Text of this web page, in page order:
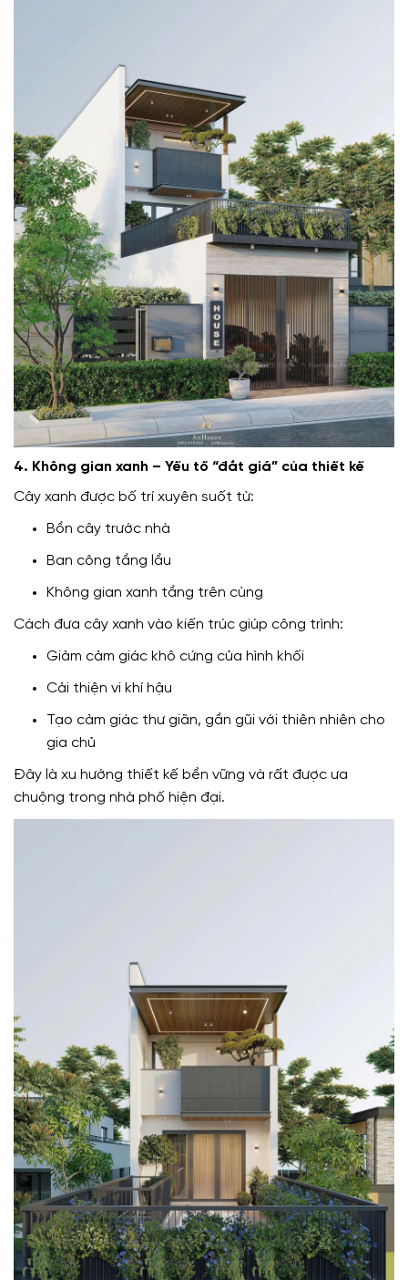
4. Không gian xanh – Yếu tố “đắt giá” của thiết kế
Cây xanh được bố trí xuyên suốt từ:
Bồn cây trước nhà
Ban công tầng lầu
Không gian xanh tầng trên cùng
Cách đưa cây xanh vào kiến trúc giúp công trình:
Giảm cảm giác khô cứng của hình khối
Cải thiện vi khí hậu
Tạo cảm giác thư giãn, gần gũi với thiên nhiên cho
gia chủ
Đây là xu hướng thiết kế bền vững và rất được ưa
chuộng trong nhà phố hiện đại.